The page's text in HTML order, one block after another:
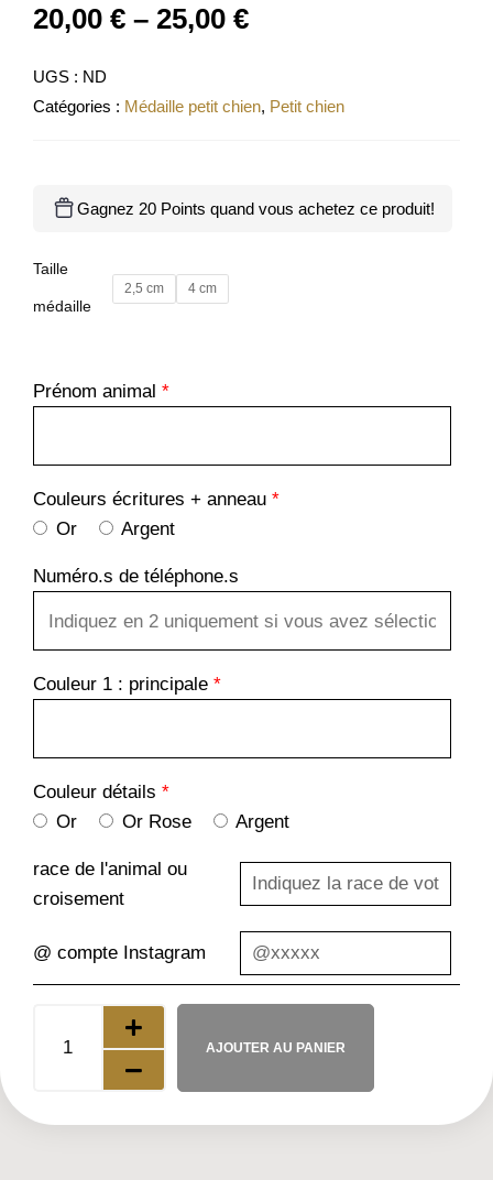
20,00 € – 25,00 €
UGS : ND
Catégories : Médaille petit chien, Petit chien
Gagnez 20 Points quand vous achetez ce produit!
Taille
médaille
2,5 cm 4 cm
Prénom animal *
Couleurs écritures + anneau *
Or
Argent
Numéro.s de téléphone.s
Couleur 1 : principale *
Couleur détails *
Or
Or Rose Argent
race de l'animal ou
croisement
@ compte Instagram
AJOUTER AU PANIER